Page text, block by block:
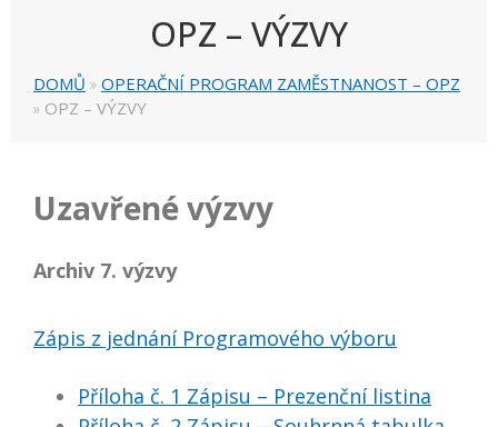
OPZ – VÝZVY
DOMŮ » OPERAČNÍ PROGRAM ZAMĚSTNANOST – OPZ
» OPZ – VÝZVY
Uzavřené výzvy
Archiv 7. výzvy
Zápis z jednání Programového výboru
Příloha č. 1 Zápisu – Prezenční listina